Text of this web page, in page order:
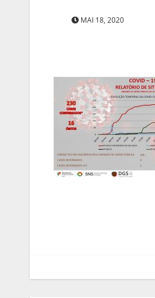
MAI 18, 2020